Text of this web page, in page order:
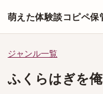
萌えた体験談コピペ保
ジャンル一覧
ふくらはぎを